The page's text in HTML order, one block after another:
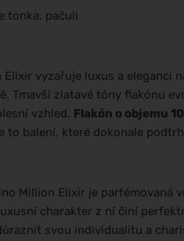
tonka, pačuli
Elixir vyzařuje luxus a eleganci
Tmavší zlatavé tóny flakónu
vzhled. Flakón o objemu
to balení, které dokonale
Million Elixir je parfémovaná
charakter z ní činí
svou individualitu a